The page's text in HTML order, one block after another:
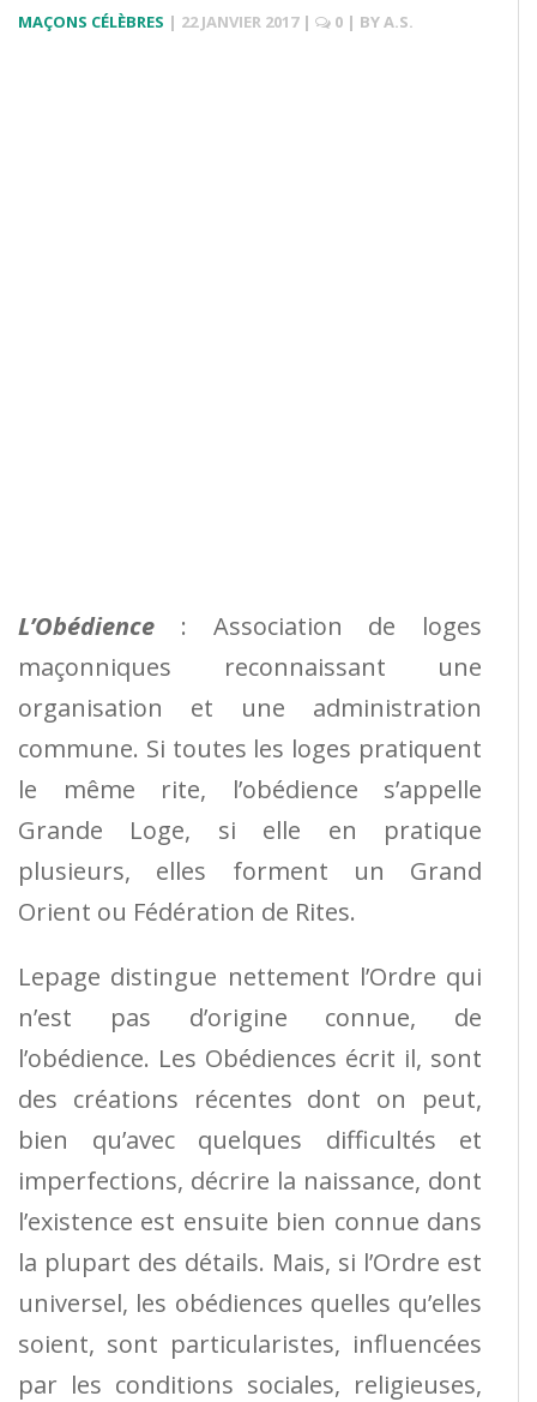
MAÇONS CÉLÈBRES | 22 JANVIER 2017 | 0 | BYA.S.
L’Obédience : Association de loges
maçonniques reconnaissant une
organisation et une administration
commune. Si toutes les loges pratiquent
le même rite, l’obédience s’appelle
Grande Loge, si elle en pratique
plusieurs, elles forment un Grand
Orient ou Fédération de Rites.
Lepage distingue nettement l’Ordre qui
n’est pas d’origine connue, de
l’obédience. Les Obédiences écrit il, sont
des créations récentes dont on peut,
bien qu’avec quelques difficultés et
imperfections, décrire la naissance, dont
l’existence est ensuite bien connue dans
la plupart des détails. Mais, si l’Ordre est
universel, les obédiences quelles qu’elles
soient, sont particularistes, influencées
par les conditions sociales, religieuses,